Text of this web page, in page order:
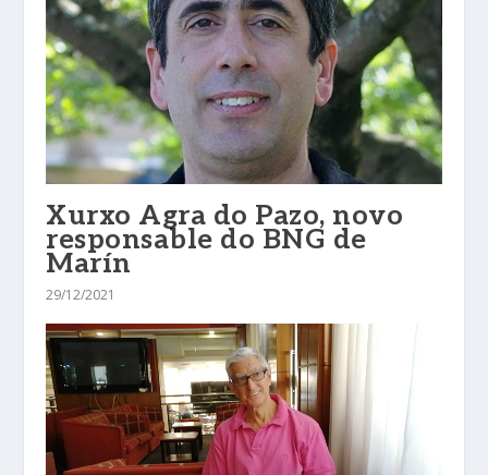
Xurxo Agra do Pazo, novo
responsable do BNG de
Marín
29/12/2021